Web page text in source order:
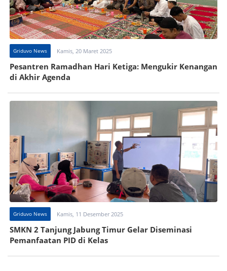
Griduvo News Kamis, 20 Maret 2025
Pesantren Ramadhan Hari Ketiga: Mengukir Kenangan
di Akhir Agenda
Griduvo News Kamis, 11 Desember 2025
SMKN 2 Tanjung Jabung Timur Gelar Diseminasi
Pemanfaatan PID di Kelas